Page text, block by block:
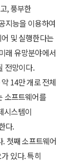
, 풍부한
지능을 이용하여
및 실행한다는
래 유망분야에서
전망이다.
14만 개로 전체
소프트웨어를
시스템이
다.
첫째 소프트웨어
있다. 특히